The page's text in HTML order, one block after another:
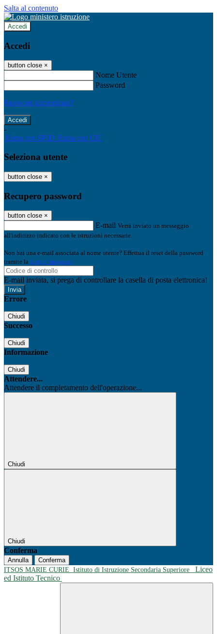
Salta al contenuto
Accedi
Accedi
button close ×
Nome Utente
Password
Password dimenticata?
-
Entra con SPID Entra con CIE
Seleziona utente
button close ×
Recupero password
button close ×
E-mail Verrà inviato un messaggio
all'indirizzo indicato con le istruzioni necessarie.
Non hai una e-mail associata al nome utente? Effettua il reset della password
tramite la Login Spaggiari
E-mail inviata, si prega di controllare la casella di posta elettronica!
Errore
Chiudi
Successo
Chiudi
Informazione
Chiudi
Attendere...
Attendere il completamento dell'operazione...
Chiudi
Chiudi
Conferma
Annulla
Conferma
ITSOS MARIE CURIE Istituto di Istruzione Secondaria Superiore
Liceo
ed Istituto Tecnico